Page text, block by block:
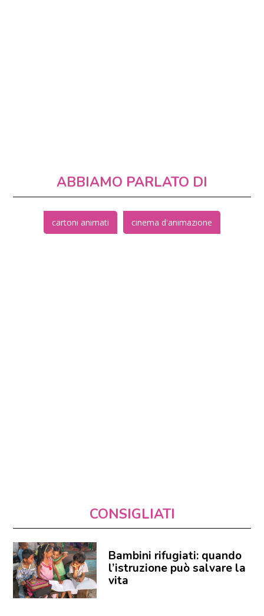
ABBIAMO PARLATO DI
cartoni animati cinema d'animazione
CONSIGLIATI
Bambini rifugiati: quando
l’istruzione può salvare la
vita